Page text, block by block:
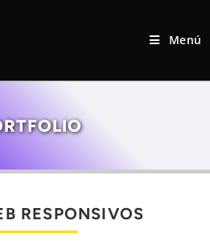
Menú
RESPONSIVOS